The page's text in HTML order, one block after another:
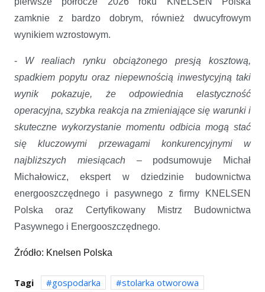
zamknie z bardzo dobrym, również dwucyfrowym
wynikiem wzrostowym.
- W realiach rynku obciążonego presją kosztową,
spadkiem popytu oraz niepewnością inwestycyjną taki
wynik pokazuje, że odpowiednia elastyczność
operacyjna, szybka reakcja na zmieniające się warunki i
skuteczne wykorzystanie momentu odbicia mogą stać
się kluczowymi przewagami konkurencyjnymi w
najbliższych miesiącach– podsumowuje Michał
Michałowicz, ekspert w dziedzinie budownictwa
energooszczędnego i pasywnego z firmy KNELSEN
Polska oraz Certyfikowany Mistrz Budownictwa
Pasywnego i Energooszczędnego.
Źródło: Knelsen Polska
Tagi gospodarka
stolarka otworowa